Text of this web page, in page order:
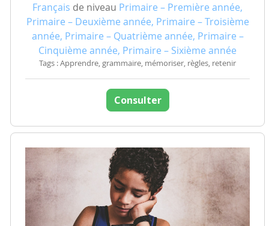
Français de niveau Primaire – Première année,
Primaire – Deuxième année, Primaire – Troisième
année, Primaire – Quatrième année, Primaire –
Cinquième année, Primaire – Sixième année
Tags : Apprendre, grammaire, mémoriser, règles, retenir
Consulter